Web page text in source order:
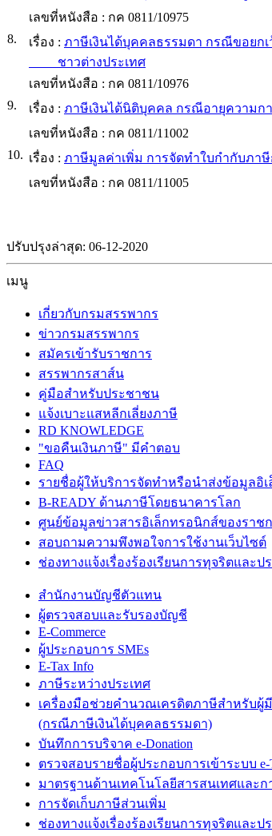
เลขที่หนังสือ : กค 0811/10975
8.
เรื่อง : ภาษีเงินได้บุคคลธรรมดา กรณีขอยก
ชาวต่างประเทศ
เลขที่หนังสือ : กค 0811/10976
9.
เรื่อง : ภาษีเงินได้นิติบุคคล กรณีอายุความก
เลขที่หนังสือ : กค 0811/11002
10. เรื่อง : ภาษีมูลค่าเพิ่ม การจัดทำใบกำกับภา
เลขที่หนังสือ : กค 0811/11005
ปรับปรุงล่าสุด: 06-12-2020
เมนู
เกี่ยวกับกรมสรรพากร
ข่าวกรมสรรพากร
สมัครเข้ารับราชการ
สรรพากรสาส์น
คู่มือสำหรับประชาชน
แจ้งเบาะแสหลีกเลี่ยงภาษี
RD KNOWLEDGE
"ขอคืนเงินภาษี" มีคำตอบ
FAQ
รายชื่อผู้ให้บริการจัดทำหรือนำส่งข้อมูลอิ
B-READY ด้านภาษีโดยธนาคารโลก
ศูนย์ข้อมูลข่าวสารอิเล็กทรอนิกส์ของราช
สอบถามความพึงพอใจการใช้งานเว็บไซต์
ช่องทางแจ้งเรื่องร้องเรียนการทุจริตและ
สำนักงานบัญชีตัวแทน
ผู้ตรวจสอบและรับรองบัญชี
E-Commerce
ผู้ประกอบการ SMEs
E-Tax Info
ภาษีระหว่างประเทศ
เครื่องมือช่วยคำนวณเครดิตภาษีสำหรับผู้มี
(กรณีภาษีเงินได้บุคคลธรรมดา)
บันทึกการบริจาค e-Donation
ตรวจสอบรายชื่อผู้ประกอบการเข้าระบบ e-
มาตรฐานด้านเทคโนโลยีสารสนเทศและ
การจัดเก็บภาษีส่วนเพิ่ม
ช่องทางแจ้งเรื่องร้องเรียนการทุจริตและ